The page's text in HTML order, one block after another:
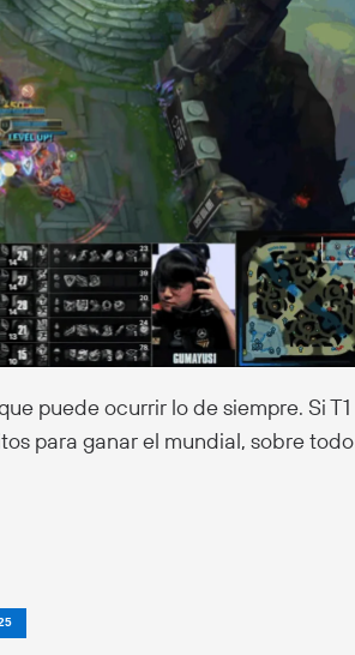
puede ocurrir lo de siempre. Si T1
para ganar el mundial, sobre todo